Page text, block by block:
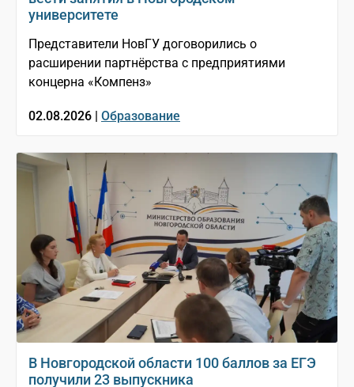
университете
Представители НовГУ договорились о
расширении партнёрства с предприятиями
концерна «Компенз»
02.08.2026 | Образование
В Новгородской области 100 баллов за ЕГЭ
получили 23 выпускника